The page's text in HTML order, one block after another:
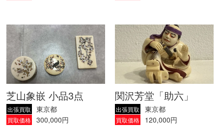
芝山象嵌 小品3点
出張買取 東京都
買取価格 300,000円
関沢芳堂「助六」
出張買取 東京都
買取価格 120,000円